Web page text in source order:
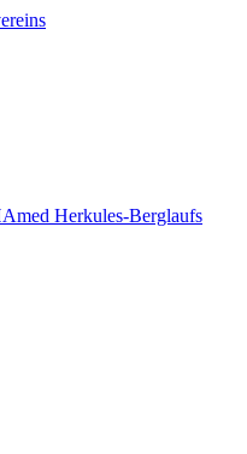
Herkules-Berglaufs